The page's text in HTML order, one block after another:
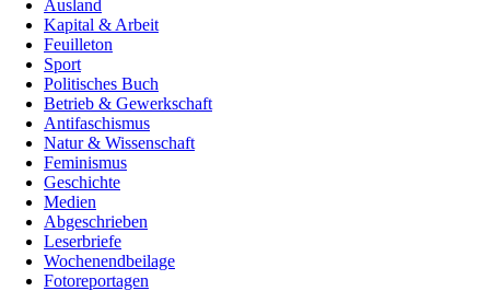
Ausland
Kapital & Arbeit
Feuilleton
Sport
Politisches Buch
Betrieb & Gewerkschaft
Antifaschismus
Natur & Wissenschaft
Feminismus
Geschichte
Medien
Abgeschrieben
Leserbriefe
Wochenendbeilage
Fotoreportagen